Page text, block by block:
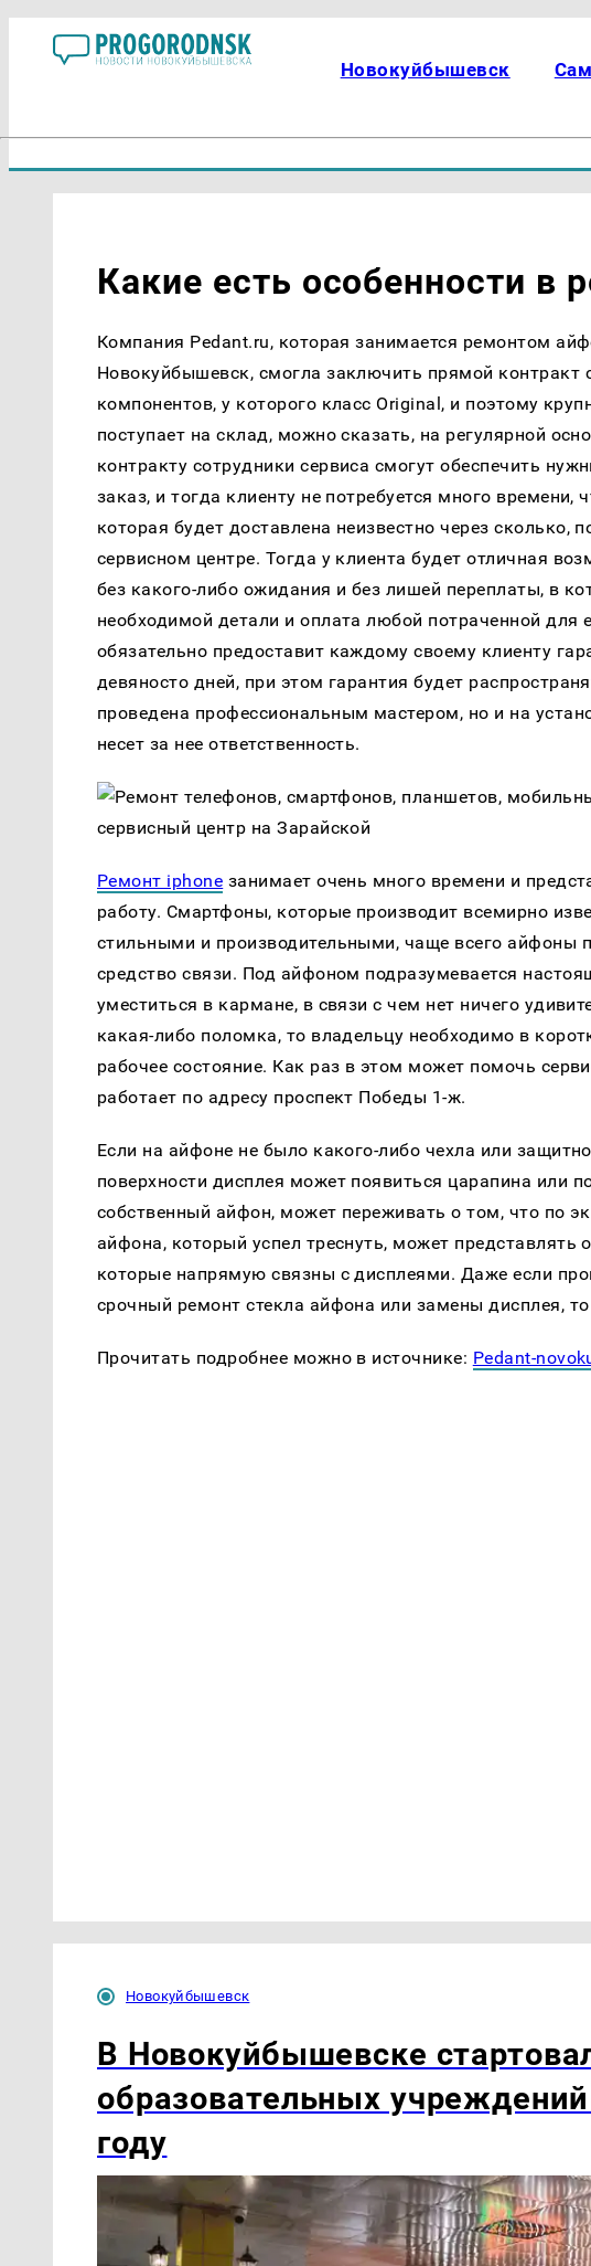
Новокуйбышевск
Какие есть особенности в
Компания Pedant.ru, которая занимается ремонтом
Новокуйбышевск, смогла заключить прямой контракт
компонентов, у которого класс Original, и поэтому
поступает на склад, можно сказать, на регулярной
контракту сотрудники сервиса смогут обеспечить
заказ, и тогда клиенту не потребуется много
которая будет доставлена неизвестно через сколько,
сервисном центре. Тогда у клиента будет отличная
без какого-либо ожидания и без лишей переплаты, в
необходимой детали и оплата любой потраченной
обязательно предоставит каждому своему клиенту
девяносто дней, при этом гарантия будет
проведена профессиональным мастером, но и на
несет за нее ответственность.
Ремонт iphone занимает очень много времени и
работу. Смартфоны, которые производит всемирно
стильными и производительными, чаще всего айфоны
средство связи. Под айфоном подразумевается
уместиться в кармане, в связи с чем нет ничего
какая-либо поломка, то владельцу необходимо в
рабочее состояние. Как раз в этом может помочь
работает по адресу проспект Победы 1-ж.
Если на айфоне не было какого-либо чехла или
поверхности дисплея может появиться царапина или
собственный айфон, может переживать о том, что по
айфона, который успел треснуть, может представлять
которые напрямую связны с дисплеями. Даже если
срочный ремонт стекла айфона или замены дисплея,
Прочитать подробнее можно в источнике: Pedant-
Новокуйбышевск
В Новокуйбышевске
образовательных
году